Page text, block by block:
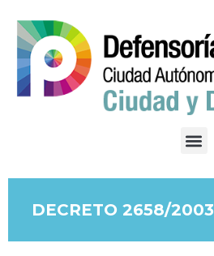
DECRETO 2658/2003